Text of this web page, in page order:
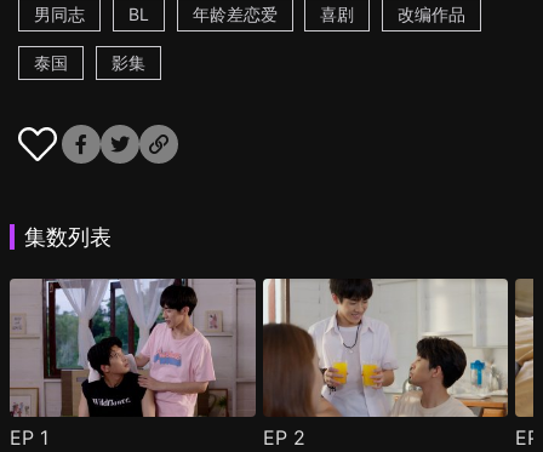
男同志
BL 年龄差恋爱 喜剧 改编作品
泰国 影集
集数列表
EP 1 EP 2